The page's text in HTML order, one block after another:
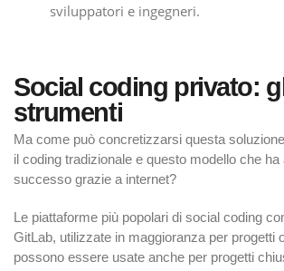
sviluppatori e ingegneri.
Social coding privato:
strumenti
Ma come può concretizzarsi questa
il coding tradizionale e questo modello che ha
successo grazie a internet?
Le piattaforme più popolari di social coding
GitLab, utilizzate in maggioranza per progetti
possono essere usate anche per progetti